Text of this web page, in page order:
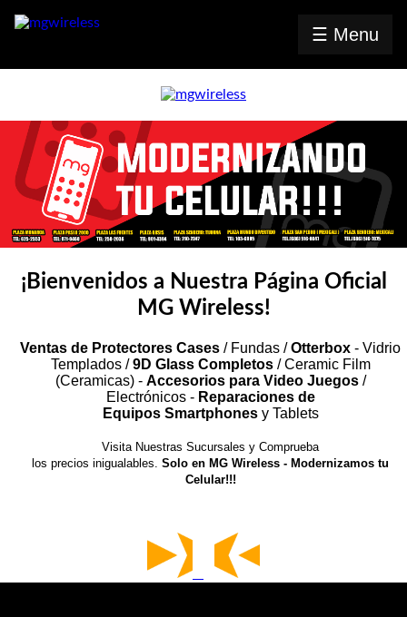
☰ Menu
MG
Radio
Contacto
Mayoreo
⤷ Celulares
⤷ Video
juegos
⤷ Accesorios
Computadora
¡Bienvenidos a Nuestra Página Oficial
MG Wireless!
Ventas de Protectores Cases / Fundas /Otterbox - Vidrio
Templados /9D Glass Completos/ Ceramic Film
(Ceramicas) - Accesorios para Video Juegos/
Electrónicos - Reparaciones de
Equipos Smartphonesy Tablets
Visita Nuestras Sucursales y Comprueba
los precios inigualables. Solo en MG Wireless - Modernizamos tu
Celular!!!